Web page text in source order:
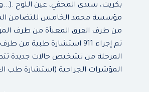
بكريت، سيدي المخفي، عين اللوح
مؤسسة محمد الخامس للتضامن
تم إجراء 911 استشارة
المرحلة من تشخيص حالات جديدة
المؤشرات الجراحية (استشارة طب